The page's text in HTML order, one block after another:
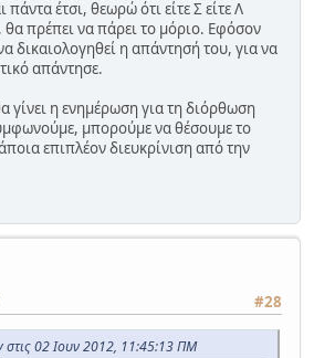
έτσι, θεωρώ ότι είτε Σ είτε Λ
πρέπει να πάρει το μόριο. Εφόσον
δικαιολογηθεί η απάντησή του, για να
απάντησε.
γίνει η ενημέρωση για τη διόρθωση
μπορούμε να θέσουμε το
επιπλέον διευκρίνιση από την
#28
02 Ιουν 2012, 11:45:13 ΠΜ